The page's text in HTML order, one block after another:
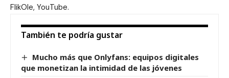
FlikOle, YouTube.
También te podría gustar
Mucho más que Onlyfans: equipos digitales
que monetizan la intimidad de las jóvenes